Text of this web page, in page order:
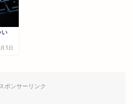
3日
ポンサーリンク